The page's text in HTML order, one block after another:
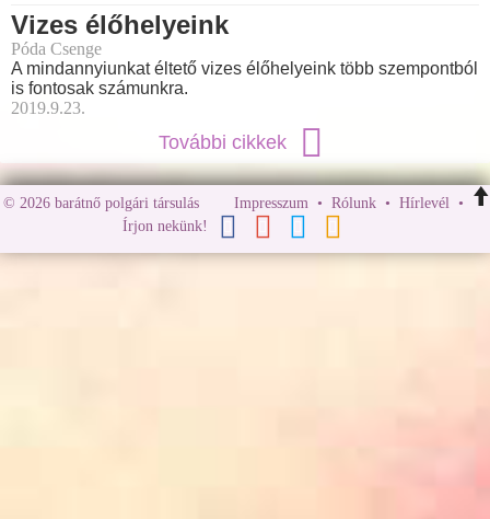
Vizes élőhelyeink
Póda Csenge
A mindannyiunkat éltető vizes élőhelyeink több szempontból
is fontosak számunkra.
2019.9.23.
További cikkek
© 2026 barátnő polgári társulás Impresszum• Rólunk• Hírlevél•
Írjon nekünk!